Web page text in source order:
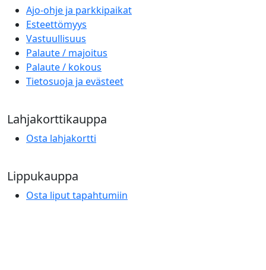
Ajo-ohje ja parkkipaikat
Esteettömyys
Vastuullisuus
Palaute / majoitus
Palaute / kokous
Tietosuoja ja evästeet
Lahjakorttikauppa
Osta lahjakortti
Lippukauppa
Osta liput tapahtumiin